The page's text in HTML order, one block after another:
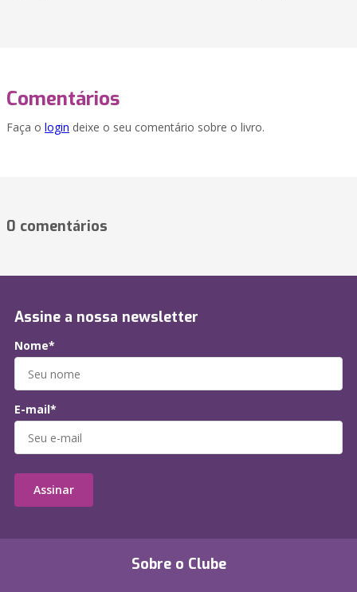
Comentários
Faça o login deixe o seu comentário sobre o livro.
0 comentários
Sobre o Clube
Assine a nossa newsletter
Nome*
E-mail*
Assinar